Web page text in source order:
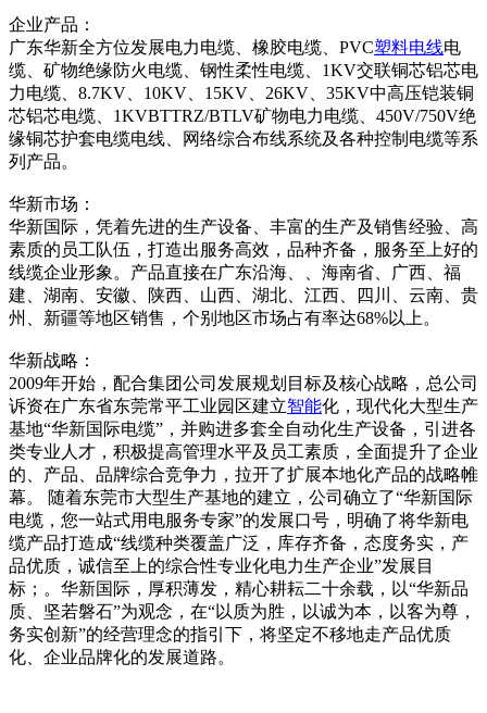
企业产品：
广东华新全方位发展电力电缆、橡胶电缆、PVC塑料电线电
缆、矿物绝缘防火电缆、钢性柔性电缆、1KV交联铜芯铝芯电
力电缆、8.7KV、10KV、15KV、26KV、35KV中高压铠装铜
芯铝芯电缆、1KVBTTRZ/BTLV矿物电力电缆、450V/750V绝
缘铜芯护套电缆电线、网络综合布线系统及各种控制电缆等系
列产品。
华新市场：
华新国际，凭着先进的生产设备、丰富的生产及销售经验、高
素质的员工队伍，打造出服务高效，品种齐备，服务至上好的
线缆企业形象。产品直接在广东沿海、、海南省、广西、福
建、湖南、安徽、陕西、山西、湖北、江西、四川、云南、贵
州、新疆等地区销售，个别地区市场占有率达68%以上。
华新战略：
2009年开始，配合集团公司发展规划目标及核心战略，总公司
诉资在广东省东莞常平工业园区建立智能化，现代化大型生产
基地“华新国际电缆”，并购进多套全自动化生产设备，引进各
类专业人才，积极提高管理水平及员工素质，全面提升了企业
的、产品、品牌综合竞争力，拉开了扩展本地化产品的战略帷
幕。 随着东莞市大型生产基地的建立，公司确立了“华新国际
电缆，您一站式用电服务专家”的发展口号，明确了将华新电
缆产品打造成“线缆种类覆盖广泛，库存齐备，态度务实，产
品优质，诚信至上的综合性专业化电力生产企业”发展目
标；。华新国际，厚积薄发，精心耕耘二十余载，以“华新品
质、坚若磐石”为观念，在“以质为胜，以诚为本，以客为尊，
务实创新”的经营理念的指引下，将坚定不移地走产品优质
化、企业品牌化的发展道路。